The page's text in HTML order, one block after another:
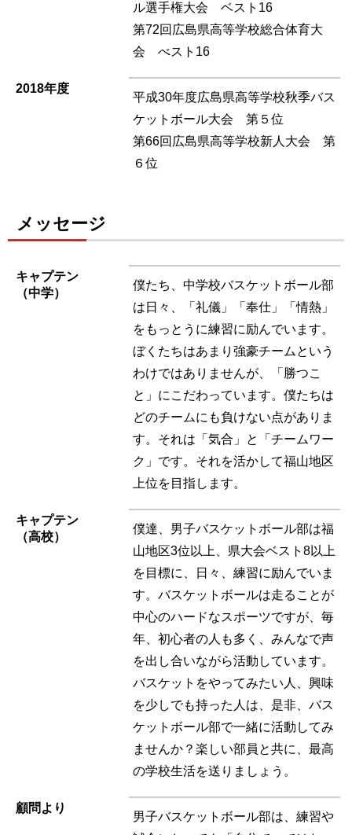
ル選手権大会 ベスト16
第72回広島県高等学校総合体育大
会 べスト16
2018年度
平成30年度広島県高等学校秋季バス
ケットボール大会 第５位
第66回広島県高等学校新人大会 第
６位
メッセージ
キャプテン
（中学）
僕たち、中学校バスケットボール部
は日々、「礼儀」「奉仕」「情熱」
をもっとうに練習に励んでいます。
ぼくたちはあまり強豪チームという
わけではありませんが、「勝つこ
と」にこだわっています。僕たちは
どのチームにも負けない点がありま
す。それは「気合」と「チームワー
ク」です。それを活かして福山地区
上位を目指します。
キャプテン
（高校）
僕達、男子バスケットボール部は福
山地区3位以上、県大会ベスト8以上
を目標に、日々、練習に励んでいま
す。バスケットボールは走ることが
中心のハードなスポーツですが、毎
年、初心者の人も多く、みんなで声
を出し合いながら活動しています。
バスケットをやってみたい人、興味
を少しでも持った人は、是非、バス
ケットボール部で一緒に活動してみ
ませんか？楽しい部員と共に、最高
の学校生活を送りましょう。
顧問より
男子バスケットボール部は、練習や